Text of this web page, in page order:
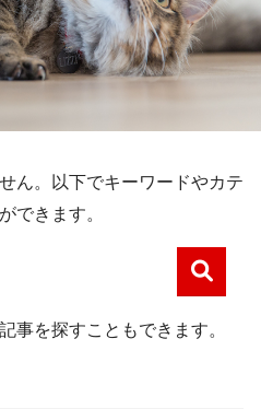
ん。以下でキーワードやカテ
できます。
事を探すこともできます。